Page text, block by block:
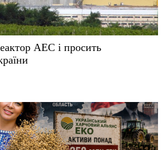
АЕС і просить